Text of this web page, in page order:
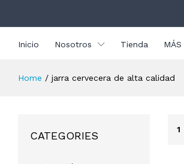
Inicio Nosotros Tienda MÁS
Home / jarra cervecera de alta calidad
1
CATEGORIES